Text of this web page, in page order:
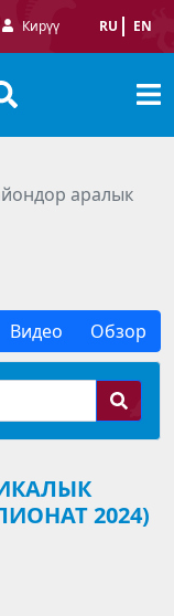
Кирүү RU EN
аралык
Видео Обзор
2024)